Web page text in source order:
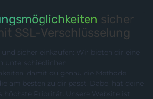
sicher
SSL-Verschlüsselung
und sicher einkaufen: Wir bieten dir eine
unterschiedlichen
die Methode
am besten zu dir passt. Dabei hat deine
Unsere Website ist